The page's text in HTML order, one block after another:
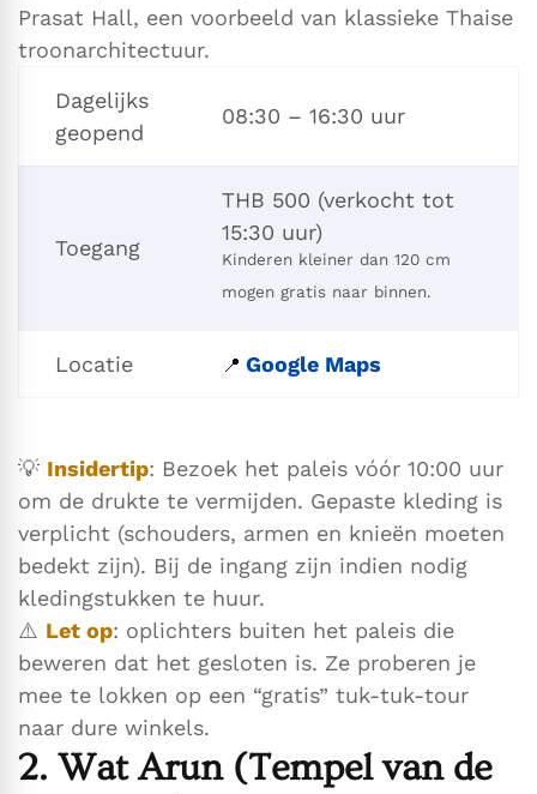
Prasat Hall, een voorbeeld van klassieke Thaise
troonarchitectuur.
Dagelijks
geopend
08:30 – 16:30 uur
Toegang
THB 500 (verkocht tot
15:30 uur)
Kinderen kleiner dan 120 cm
mogen gratis naar binnen.
Locatie 📍 Google Maps
💡 Insidertip: Bezoek het paleis vóór 10:00 uur
om de drukte te vermijden. Gepaste kleding is
verplicht (schouders, armen en knieën moeten
bedekt zijn). Bij de ingang zijn indien nodig
kledingstukken te huur.
⚠️ Let op: oplichters buiten het paleis die
beweren dat het gesloten is. Ze proberen je
mee te lokken op een “gratis” tuk-tuk-tour
naar dure winkels.
2. Wat Arun (Tempel van de